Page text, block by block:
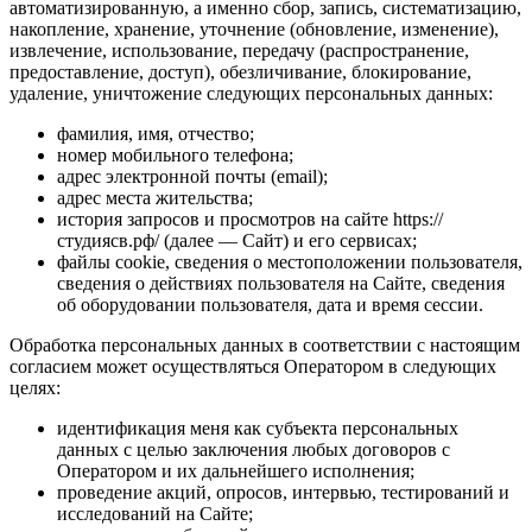
автоматизированную, а именно сбор, запись, систематизацию,
накопление, хранение, уточнение (обновление, изменение),
извлечение, использование, передачу (распространение,
предоставление, доступ), обезличивание, блокирование,
удаление, уничтожение следующих персональных данных:
фамилия, имя, отчество;
номер мобильного телефона;
адрес электронной почты (email);
адрес места жительства;
история запросов и просмотров на сайте https://
студиясв.рф/ (далее — Сайт) и его сервисах;
файлы cookie, сведения о местоположении пользователя,
сведения о действиях пользователя на Сайте, сведения
об оборудовании пользователя, дата и время сессии.
Обработка персональных данных в соответствии с настоящим
согласием может осуществляться Оператором в следующих
целях:
идентификация меня как субъекта персональных
данных с целью заключения любых договоров с
Оператором и их дальнейшего исполнения;
проведение акций, опросов, интервью, тестирований и
исследований на Сайте;